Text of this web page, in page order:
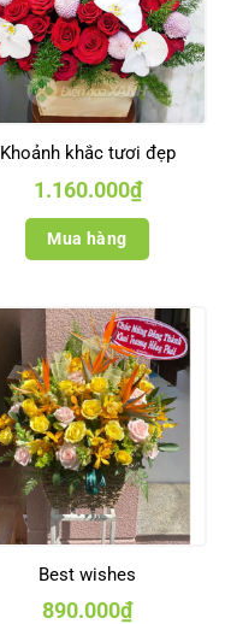
Khoảnh khắc tươi đẹp
1.160.000₫
Mua hàng
Best wishes
890.000₫